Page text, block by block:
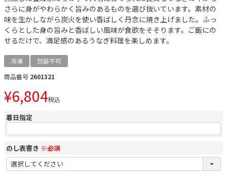
さらに身がやわらかく旨みのあるものを選び抜いています。素材の
味を生かしながら炭火を使い香ばしく丹念に焼き上げました。ふっ
くらとした身の旨みと香ばしい風味が食欲をそそります。ご飯にの
せるだけで、満足感のあるうなぎ料理を楽しめます。
冷凍
包装不可
商品番号 2601321
¥6,804税込
着日指定
のし表書き ※必須